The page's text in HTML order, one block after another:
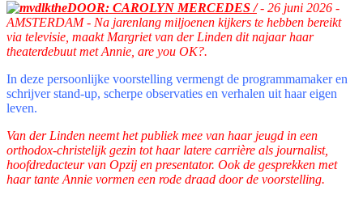
DOOR: CAROLYN MERCEDES /- 26 juni 2026 -
AMSTERDAM - Na jarenlang miljoenen kijkers te hebben bereikt
via televisie, maakt Margriet van der Linden dit najaar haar
theaterdebuut met Annie, are you OK?.
In deze persoonlijke voorstelling vermengt de programmamaker en
schrijver stand-up, scherpe observaties en verhalen uit haar eigen
leven.
Van der Linden neemt het publiek mee van haar jeugd in een
orthodox-christelijk gezin tot haar latere carrière als journalist,
hoofdredacteur van Opzij en presentator. Ook de gesprekken met
haar tante Annie vormen een rode draad door de voorstelling.